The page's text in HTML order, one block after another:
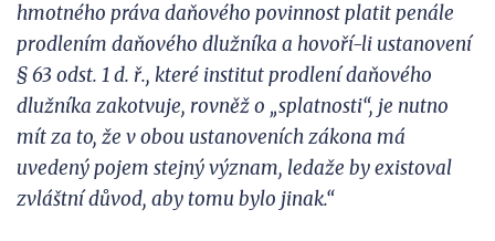
hmotného práva daňového povinnost platit penále
prodlením daňového dlužníka a hovoří-li ustanovení
§ 63 odst. 1 d. ř., které institut prodlení daňového
dlužníka zakotvuje, rovněž o „splatnosti“, je nutno
mít za to, že vobou ustanoveních zákona má
uvedený pojem stejný význam, ledaže by existoval
zvláštní důvod, aby tomu bylo jinak.“